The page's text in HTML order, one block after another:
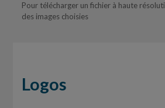
Pour télécharger un fichier à haute
des images choisies
Logos